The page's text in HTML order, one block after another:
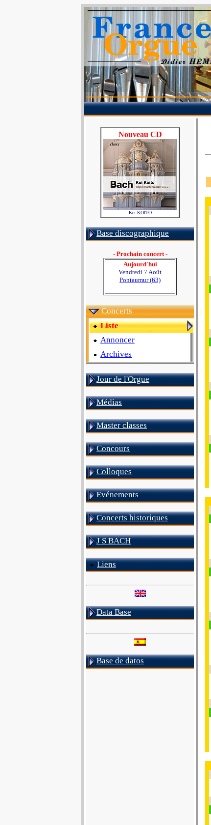
Nouveau CD
Kei KOÏTO
Base discographique
- Prochain concert -
Aujourd'hui
Vendredi 7 Août
Pontaumur (63)
Concerts
Liste
Annoncer
Archives
Jour de l'Orgue
Médias
Master classes
Concours
Colloques
Evénements
Concerts historiques
J S BACH
Liens
Data Base
Base de datos